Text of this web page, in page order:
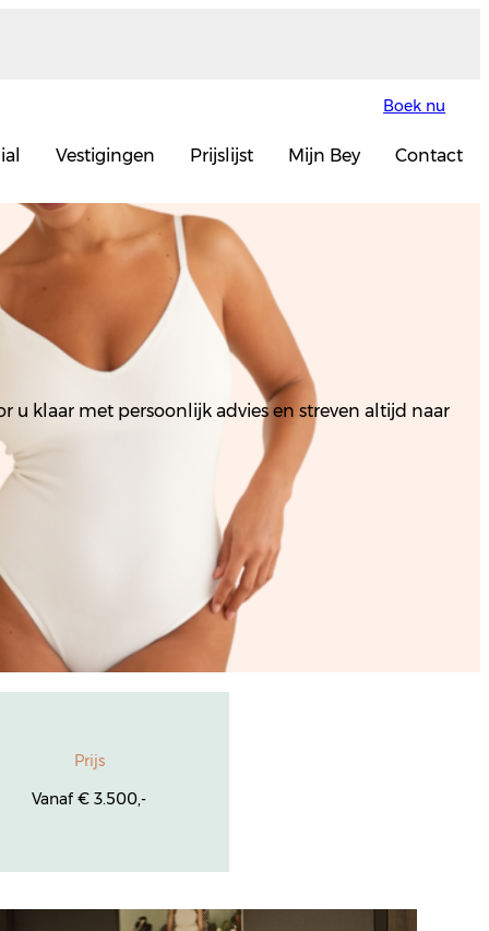
Boek nu
Vestigingen Prijslijst Mijn Bey Contact
u klaar met persoonlijk advies en streven altijd naar
Prijs
Vanaf € 3.500,-